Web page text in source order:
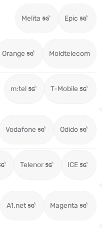
Melita Epic
Orange Moldtelecom
m:tel T-Mobile
Vodafone Odido
Telenor ICE
A1.net Magenta